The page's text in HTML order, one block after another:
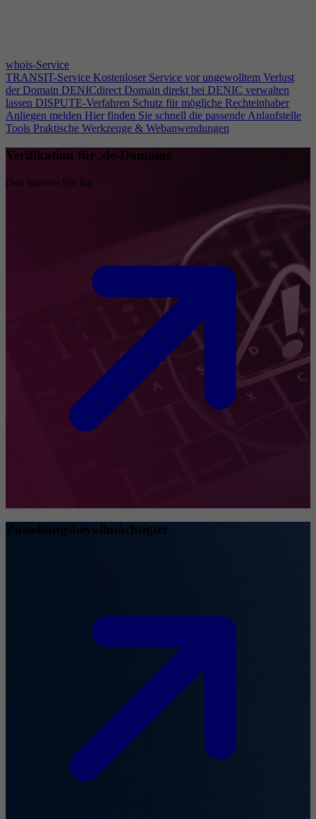
whois-Service
TRANSIT-Service Kostenloser Service vor ungewolltem Verlust
der Domain DENICdirect Domain direkt bei DENIC verwalten
lassen DISPUTE-Verfahren Schutz für mögliche Rechteinhaber
Anliegen melden Hier finden Sie schnell die passende Anlaufstelle
Tools Praktische Werkzeuge & Webanwendungen
Verifikation für .de-Domains
Das müssen Sie tun
Zustellungsbevollmächtigter